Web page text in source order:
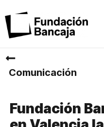
Comunicación
Fundación